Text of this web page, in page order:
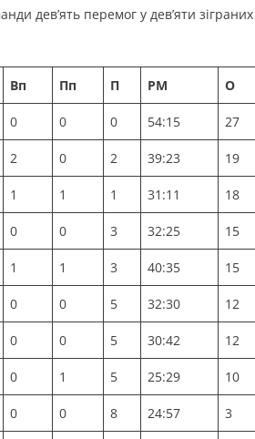
дев’ять перемог у дев’яти зіграних
Вп Пп П РМ О
0 0 0 54:15 27
2 0 2 39:23 19
1 1 1 31:11 18
0 0 3 32:25 15
1 1 3 40:35 15
0 0 5 32:30 12
0 0 5 30:42 12
0 1 5 25:29 10
0 0 8 24:57 3